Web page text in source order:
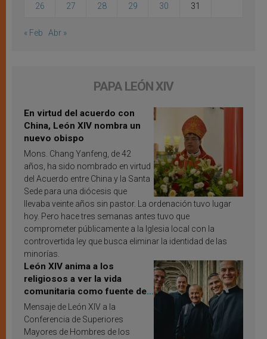
26 27 28 29 30 31
« Feb Abr »
PAPA LEÓN XIV
En virtud del acuerdo con
China, León XIV nombra un
nuevo obispo
Mons. Chang Yanfeng, de 42
años, ha sido nombrado en virtud
del Acuerdo entre China y la Santa
Sede para una diócesis que
llevaba veinte años sin pastor. La ordenación tuvo lugar
hoy. Pero hace tres semanas antes tuvo que
comprometer públicamente a la Iglesia local con la
controvertida ley que busca eliminar la identidad de las
minorías.
León XIV anima a los
religiosos a ver la vida
comunitaria como fuente de
inspiración y santificación
Mensaje de León XIV a la
Conferencia de Superiores
Mayores de Hombres de los